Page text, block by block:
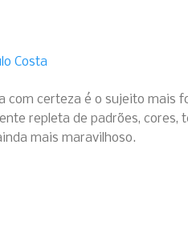
Costa
com certeza é o sujeito mais
repleta de padrões, cores,
mais maravilhoso.